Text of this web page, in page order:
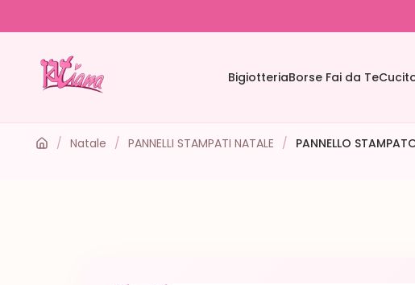
BigiotteriaBorse Fai da Te
/ Natale / PANNELLI STAMPATI NATALE / PANNELLO